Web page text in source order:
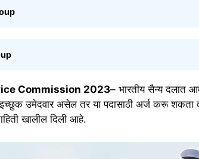
Commission 2023– भारतीय सैन्य दलात
उमेदवार असेल तर या पदासाठी अर्ज करू शकता व
खालील दिली आहे.